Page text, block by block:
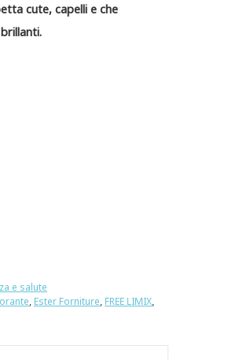
cute, capelli e che
e salute
, Ester Forniture, FREE LIMIX,